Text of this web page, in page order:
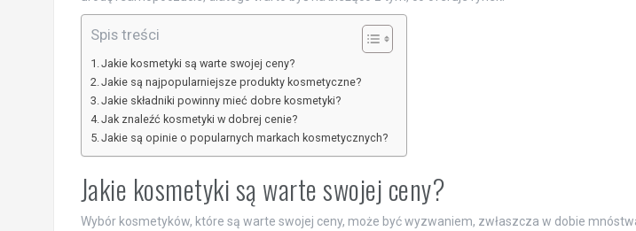
Spis treści
Jakie kosmetyki są warte swojej ceny?
Jakie są najpopularniejsze produkty kosmetyczne?
Jakie składniki powinny mieć dobre kosmetyki?
Jak znaleźć kosmetyki w dobrej cenie?
Jakie są opinie o popularnych markach kosmetycznych?
Jakie kosmetyki są warte swojej ceny?
Wybór kosmetyków, które są warte swojej ceny, może być wyzwaniem, zwłaszcza w dobie